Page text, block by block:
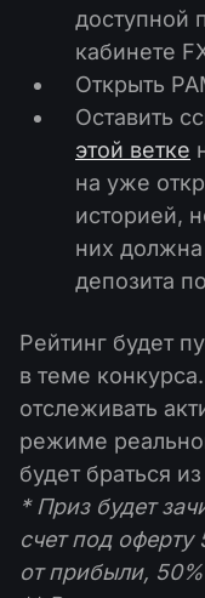
доступной
кабинете
Открыть
Оставить
этой ветке
на уже
историей,
них
депозита
Рейтинг будет
в теме
отслеживать
режиме
будет браться из
* Приз будет
счет под
от прибыли,